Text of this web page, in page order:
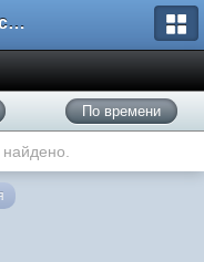
Батумская беседка
По времени